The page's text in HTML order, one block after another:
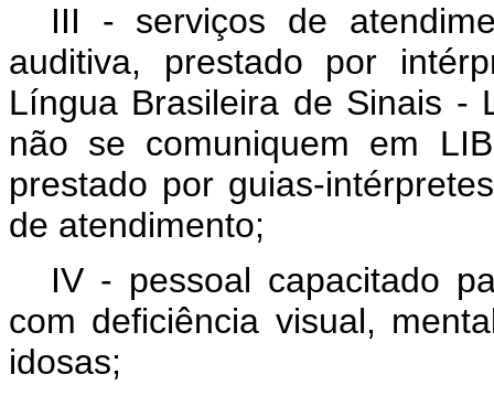
III - serviços de
auditiva, prestado por
Língua Brasileira de Sinais -
não se comuniquem em
prestado por guias-
de atendimento;
IV - pessoal capacitado
com deficiência visual,
idosas;